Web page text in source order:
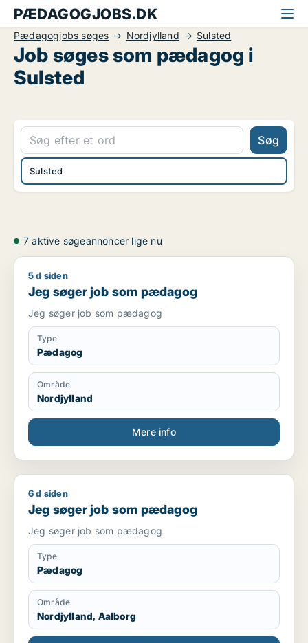
PÆDAGOGJOBS.DK
Pædagogjobs søges Nordjylland Sulsted
Job søges som pædagog i
Sulsted
Søg
Sulsted
7 aktive søgeannoncer lige nu
Jeg søger job som pædagog
5 d siden
Jeg søger job som pædagog
Jeg søger job som pædagog
Type
Pædagog
Område
Nordjylland
Mere info
Jeg søger job som pædagog
6 d siden
Jeg søger job som pædagog
Jeg søger job som pædagog
Type
Pædagog
Område
Nordjylland, Aalborg